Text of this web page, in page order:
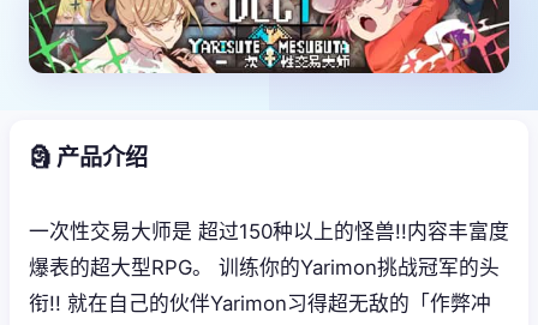
🗿 产品介绍
一次性交易大师是 超过150种以上的怪兽!!内容丰富度
爆表的超大型RPG。 训练你的Yarimon挑战冠军的头
衔!! 就在自己的伙伴Yarimon习得超无敌的「作弊冲